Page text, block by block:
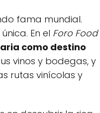
fama mundial.
En el Foro Food
como destino
vinos y bodegas, y
rutas vinícolas y